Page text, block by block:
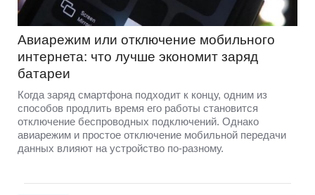
Авиарежим или отключение мобильного
интернета: что лучше экономит заряд
батареи
Когда заряд смартфона подходит к концу, одним из
способов продлить время его работы становится
отключение беспроводных подключений. Однако
авиарежим и простое отключение мобильной передачи
данных влияют на устройство по-разному.